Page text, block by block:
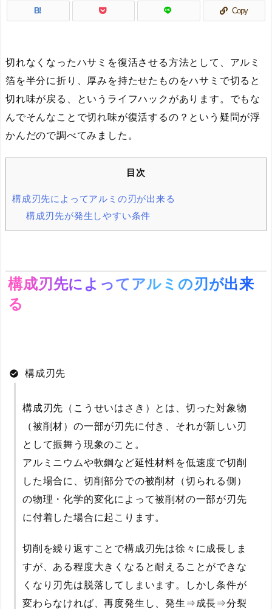
B! Copy
切れなくなったハサミを復活させる方法として、アルミ
箔を半分に折り、厚みを持たせたものをハサミで切ると
切れ味が戻る、というライフハックがあります。でもな
んでそんなことで切れ味が復活するの？という疑問が浮
かんだので調べてみました。
目次
構成刃先によってアルミの刃が出来る
構成刃先が発生しやすい条件
構成刃先によってアルミの刃が出来
る
構成刃先
構成刃先（こうせいはさき）とは、切った対象物
（被削材）の一部が刃先に付き、それが新しい刃
として振舞う現象のこと。
アルミニウムや軟鋼など延性材料を低速度で切削
した場合に、切削部分での被削材（切られる側）
の物理・化学的変化によって被削材の一部が刃先
に付着した場合に起こります。
切削を繰り返すことで構成刃先は徐々に成長しま
すが、ある程度大きくなると耐えることができな
くなり刃先は脱落してしまいます。しかし条件が
変わらなければ、再度発生し、発生⇒成長⇒分裂